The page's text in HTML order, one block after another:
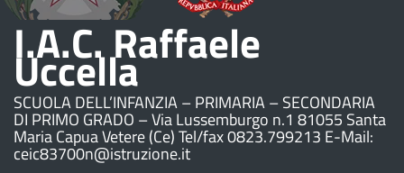
I.A.C. Raffaele
Uccella
SCUOLA DELL’INFANZIA – PRIMARIA – SECONDARIA
DI PRIMO GRADO – Via Lussemburgo n.1 81055 Santa
Maria Capua Vetere (Ce) Tel/fax 0823.799213 E-Mail:
ceic83700n@istruzione.it